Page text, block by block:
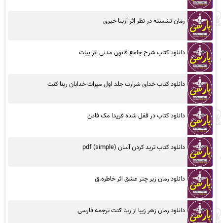
رمان نشسته در نظر اثر آزیتا خیری
دانلود کتاب شرح جامع قانون مدنی اثر بیات
دانلود کتاب خدای شرارت جلد اول میراث خدایان رینا کنت
دانلود کتاب در قفل شده فریدا مک فادن
دانلود کتاب ترید کردن آسان (simple) pdf
دانلود رمان زیر چتر عشق اثر خاطره.ق
دانلود رمان زهر زیبا از رینا کنت ترجمه فارسی